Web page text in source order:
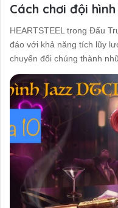
Cách chơi đội
HEARTSTEEL trong Đấu
đáo với khả năng tích lũy
chuyển đổi chúng thành